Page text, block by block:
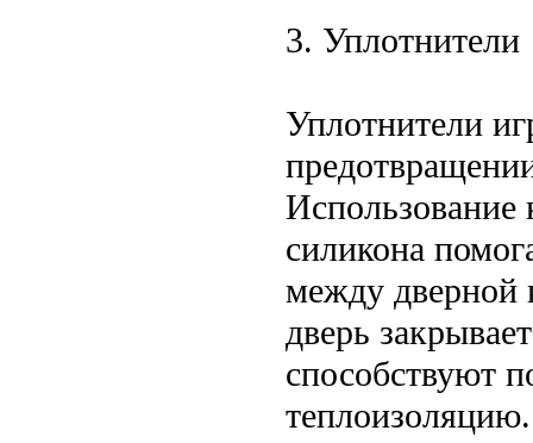
3. Уплотнители
Уплотнители
Использование
силикона
между дверной
дверь
способствуют
теплоизоляцию.